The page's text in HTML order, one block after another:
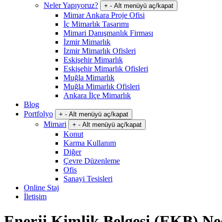
Neler Yapıyoruz?
+ - Alt menüyü aç/kapat
Mimar Ankara Proje Ofisi
İç Mimarlık Tasarımı
Mimari Danışmanlık Firması
İzmir Mimarlık
İzmir Mimarlık Ofisleri
Eskişehir Mimarlık
Eskişehir Mimarlık Ofisleri
Muğla Mimarlık
Muğla Mimarlık Ofisleri
Ankara İlçe Mimarlık
Blog
Portfolyo
+ - Alt menüyü aç/kapat
Mimari + - Alt menüyü aç/kapat
Konut
Karma Kullanım
Diğer
Çevre Düzenleme
Ofis
Sanayi Tesisleri
Online Staj
İletişim